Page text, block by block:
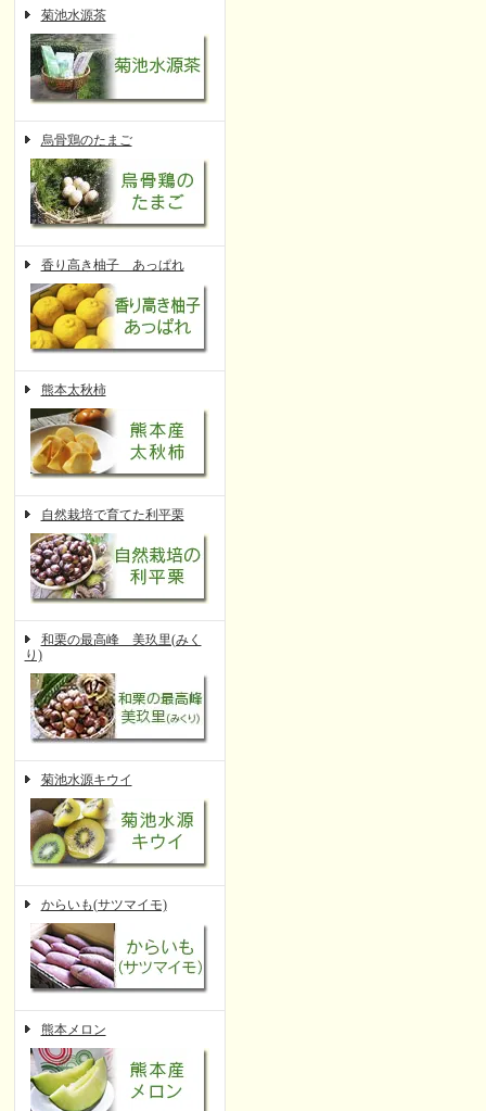
菊池水源茶
烏骨鶏のたまご
香り高き柚子 あっぱれ
熊本太秋柿
自然栽培で育てた利平栗
和栗の最高峰 美玖里(みく
り)
菊池水源キウイ
からいも(サツマイモ)
熊本メロン